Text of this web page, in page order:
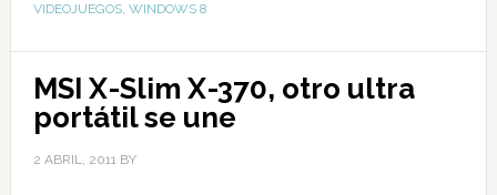
VIDEOJUEGOS, WINDOWS 8
MSI X-Slim X-370, otro ultra
portátil se une
2 ABRIL, 2011BY